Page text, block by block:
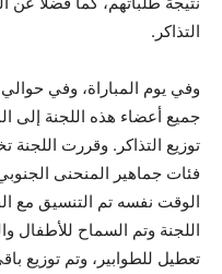
التذاكر.
وفي يوم المباراة، وفي
جميع أعضاء هذه اللجنة إلى
توزيع التذاكر. وقررت
فئات جماهير المنحنى
الوقت نفسه تم التنسيق مع
اللجنة وتم السماح للأطفال
تعطيل للطوابير، وتم توزيع